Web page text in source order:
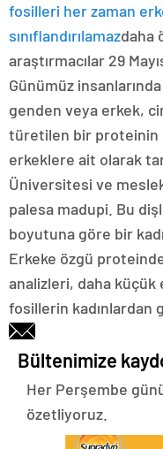
fosilleri her zaman
sınıflandırılamazdaha
araştırmacılar 29
Günümüz
genden veya erkek,
türetilen bir proteinin
erkeklere ait olarak
Üniversitesi ve
palesa madupi. Bu
boyutuna göre bir
Erkeke özgü
analizleri, daha küçük
fosillerin kadınlardan
Bültenimize
Her Perşembe
özetliyoruz.